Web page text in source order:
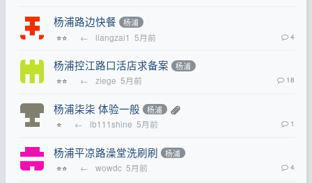
杨浦路边快餐 杨浦
⭐⭐ ← liangzai1 5月前 4
杨浦控江路口活店求备案 杨浦
⭐⭐ ← ziege 5月前 18
杨浦柒柒 体验一般 杨浦
⭐ ← lb111shine 5月前 1
杨浦平凉路澡堂洗刷刷 杨浦
⭐⭐ ← wowdc 5月前 4